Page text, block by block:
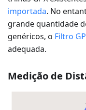
importada. No
grande quantidade
genéricos, o Filtro
adequada.
Medição de